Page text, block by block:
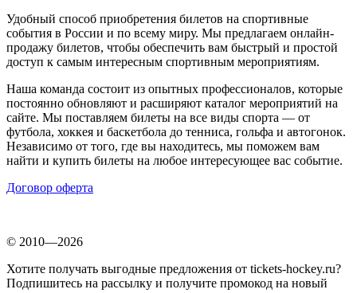
Удобный способ приобретения билетов на спортивные
события в России и по всему миру. Мы предлагаем онлайн-
продажу билетов, чтобы обеспечить вам быстрый и простой
доступ к самым интересным спортивным мероприятиям.
Наша команда состоит из опытных профессионалов, которые
постоянно обновляют и расширяют каталог мероприятий на
сайте. Мы поставляем билеты на все виды спорта — от
футбола, хоккея и баскетбола до тенниса, гольфа и автогонок.
Независимо от того, где вы находитесь, мы поможем вам
найти и купить билеты на любое интересующее вас событие.
Договор оферта
© 2010—2026
Хотите получать выгодные предложения от tickets-hockey.ru?
Подпишитесь на рассылку и получите промокод на новый